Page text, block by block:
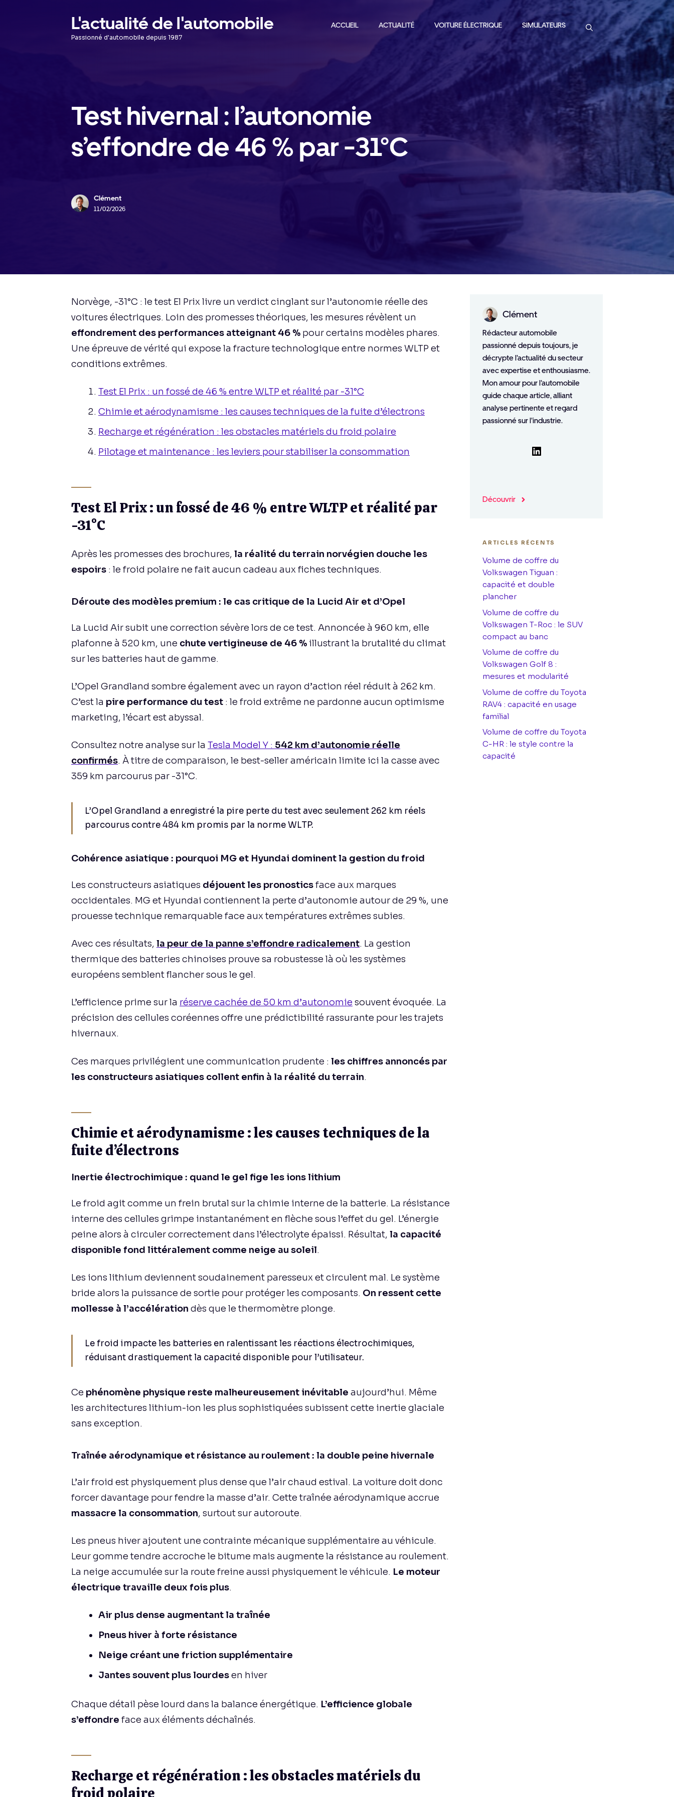
L'actualité de l'automobile
Passionné d'automobile depuis 1987
ACCUEIL ACTUALITÉ VOITURE ÉLECTRIQUE SIMULATEURS
Test hivernal : l’autonomie
s’effondre de 46 % par -31°C
Clément
11/02/2026
Norvège, -31°C : le test El Prix livre un verdict cinglant sur l’autonomie réelle des
voitures électriques. Loin des promesses théoriques, les mesures révèlent un
effondrement des performances atteignant 46 % pour certains modèles phares.
Une épreuve de vérité qui expose la fracture technologique entre normes WLTP et
conditions extrêmes.
Test El Prix : un fossé de 46 % entre WLTP et réalité par -31°C
Chimie et aérodynamisme : les causes techniques de la fuite d’électrons
Recharge et régénération : les obstacles matériels du froid polaire
Pilotage et maintenance : les leviers pour stabiliser la consommation
Test El Prix : un fossé de 46 % entre WLTP et réalité par
-31°C
Après les promesses des brochures, la réalité du terrain norvégien douche les
espoirs : le froid polaire ne fait aucun cadeau aux fiches techniques.
Déroute des modèles premium : le cas critique de la Lucid Air et d’Opel
La Lucid Air subit une correction sévère lors de ce test. Annoncée à 960 km, elle
plafonne à 520 km, une chute vertigineuse de 46 % illustrant la brutalité du climat
sur les batteries haut de gamme.
L’Opel Grandland sombre également avec un rayon d’action réel réduit à 262 km.
C’est la pire performance du test : le froid extrême ne pardonne aucun optimisme
marketing, l’écart est abyssal.
Consultez notre analyse sur la Tesla Model Y : 542 km d’autonomie réelle
confirmés. À titre de comparaison, le best-seller américain limite ici la casse avec
359 km parcourus par -31°C.
L’Opel Grandland a enregistré la pire perte du test avec seulement 262 km réels
parcourus contre 484 km promis par la norme WLTP.
Cohérence asiatique : pourquoi MG et Hyundai dominent la gestion du froid
Les constructeurs asiatiques déjouent les pronosticsface aux marques
occidentales. MG et Hyundai contiennent la perte d’autonomie autour de 29 %, une
prouesse technique remarquable face aux températures extrêmes subies.
Avec ces résultats, la peur de la panne s’effondre radicalement. La gestion
thermique des batteries chinoises prouve sa robustesse là où les systèmes
européens semblent flancher sous le gel.
L’efficience prime sur la réserve cachée de 50 km d’autonomie souvent évoquée. La
précision des cellules coréennes offre une prédictibilité rassurante pour les trajets
hivernaux.
Ces marques privilégient une communication prudente : les chiffres annoncés par
les constructeurs asiatiques collent enfin à la réalité du terrain.
Chimie et aérodynamisme : les causes techniques de la
fuite d’électrons
Inertie électrochimique : quand le gel fige les ions lithium
Le froid agit comme un frein brutal sur la chimie interne de la batterie. La résistance
interne des cellules grimpe instantanément en flèche sous l’effet du gel. L’énergie
peine alors à circuler correctement dans l’électrolyte épaissi. Résultat, la capacité
disponible fond littéralement comme neige au soleil.
Les ions lithium deviennent soudainement paresseux et circulent mal. Le système
bride alors la puissance de sortie pour protéger les composants. On ressent cette
mollesse à l’accélération dès que le thermomètre plonge.
Le froid impacte les batteries en ralentissant les réactions électrochimiques,
réduisant drastiquement la capacité disponible pour l’utilisateur.
Ce phénomène physique reste malheureusement inévitable aujourd’hui. Même
les architectures lithium-ion les plus sophistiquées subissent cette inertie glaciale
sans exception.
Traînée aérodynamique et résistance au roulement : la double peine hivernale
L’air froid est physiquement plus dense que l’air chaud estival. La voiture doit donc
forcer davantage pour fendre la masse d’air. Cette traînée aérodynamique accrue
massacre la consommation, surtout sur autoroute.
Les pneus hiver ajoutent une contrainte mécanique supplémentaire au véhicule.
Leur gomme tendre accroche le bitume mais augmente la résistance au roulement.
La neige accumulée sur la route freine aussi physiquement le véhicule. Le moteur
électrique travaille deux fois plus.
Air plus dense augmentant la traînée
Pneus hiver à forte résistance
Neige créant une friction supplémentaire
Jantes souvent plus lourdesen hiver
Chaque détail pèse lourd dans la balance énergétique. L’efficience globale
s’effondre face aux éléments déchaînés.
Recharge et régénération : les obstacles matériels du
froid polaire
Clément
Rédacteur automobile
passionné depuis toujours, je
décrypte l'actualité du secteur
avec expertise et enthousiasme.
Mon amour pour l'automobile
guide chaque article, alliant
analyse pertinente et regard
passionné sur l'industrie.
LinkedIn
Découvrir
ARTICLES RÉCENTS
Volume de coffre du
Volkswagen Tiguan :
capacité et double
plancher
Volume de coffre du
Volkswagen T-Roc : le SUV
compact au banc
Volume de coffre du
Volkswagen Golf 8 :
mesures et modularité
Volume de coffre du Toyota
RAV4 : capacité en usage
familial
Volume de coffre du Toyota
C-HR : le style contre la
capacité